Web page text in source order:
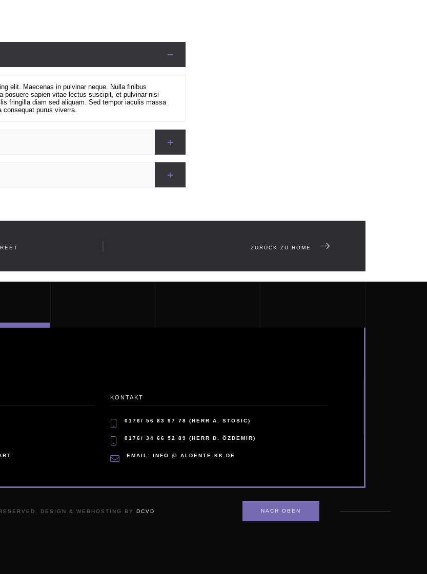
elit. Maecenas in pulvinar neque. Nulla finibus
posuere sapien vitae lectus suscipit, et pulvinar nisi
fringilla diam sed aliquam. Sed tempor iaculis massa
purus viverra.
ZURÜCK ZU HOME
KONTAKT
0176/ 56 83 97 78 (HERR A. STOSIC)
0176/ 34 66 52 89 (HERR D. ÖZDEMIR)
EMAIL: INFO @ ALDENTE-KK.DE
DESIGN & WEBHOSTING BY DCVD NACH OBEN